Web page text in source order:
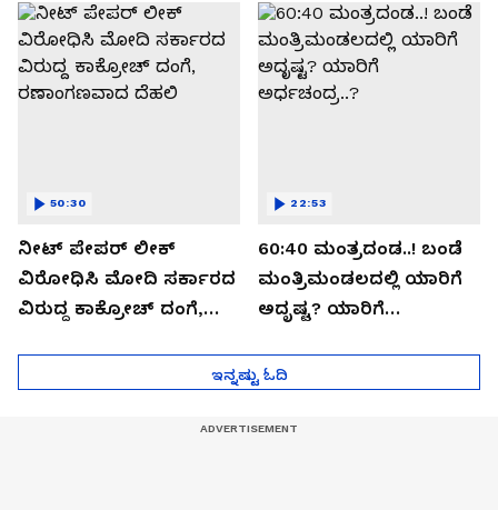
ಸೀಕ್ರೆಟ್?
ನೀಟ್ ಪೇಪರ್ ಲೀಕ್
ವಿರೋಧಿಸಿ ಮೋದಿ ಸರ್ಕಾರದ
ವಿರುದ್ದ ಕಾಕ್ರೋಚ್ ದಂಗೆ,
50:30
60:40 ಮಂತ್ರದಂಡ..! ಬಂಡೆ
ಮಂತ್ರಿಮಂಡಲದಲ್ಲಿ ಯಾರಿಗೆ
ಅದೃಷ್ಟ? ಯಾರಿಗೆ
22:53
ಇನ್ನಷ್ಟು ಓದಿ